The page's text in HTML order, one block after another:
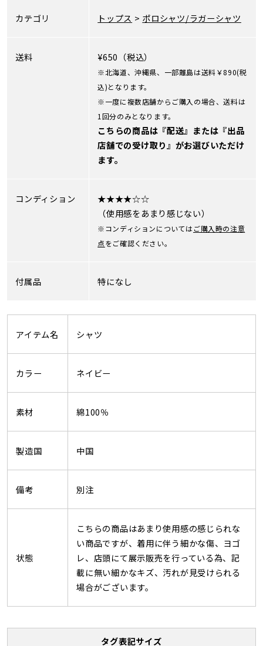
カテゴリ トップス > ポロシャツ/ラガーシャツ
送料 ¥650（税込）
※北海道、沖縄県、一部離島は送料￥890(税
込)となります。
※一度に複数店舗からご購入の場合、送料は
1回分のみとなります。
こちらの商品は『配送』または『出品
店舗での受け取り』がお選びいただけ
ます。
コンディション
★★★★☆☆
（使用感をあまり感じない）
※コンディションについてはご購入時の注意
点をご確認ください。
付属品 特になし
アイテム名 シャツ
カラー ネイビー
素材 綿100％
製造国 中国
備考 別注
状態
こちらの商品はあまり使用感の感じられな
い商品ですが、着用に伴う細かな傷、ヨゴ
レ、店頭にて展示販売を行っている為、記
載に無い細かなキズ、汚れが見受けられる
場合がございます。
タグ表記サイズ